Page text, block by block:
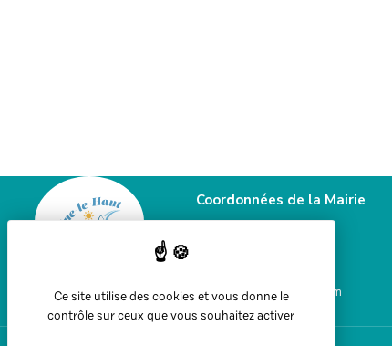
Coordonnées de la Mairie
mairie@jura-foncine.com
Ce site utilise des cookies et vous donne le
contrôle sur ceux que vous souhaitez activer